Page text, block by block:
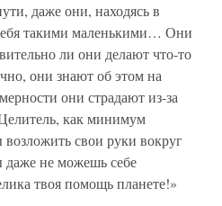
даже они, находясь в
такими маленькими… Они
ли они делают что-то
они знают об этом на
они страдают из-за
как минимум
свои руки вокруг
даже не можешь себе
твоя помощь планете!»